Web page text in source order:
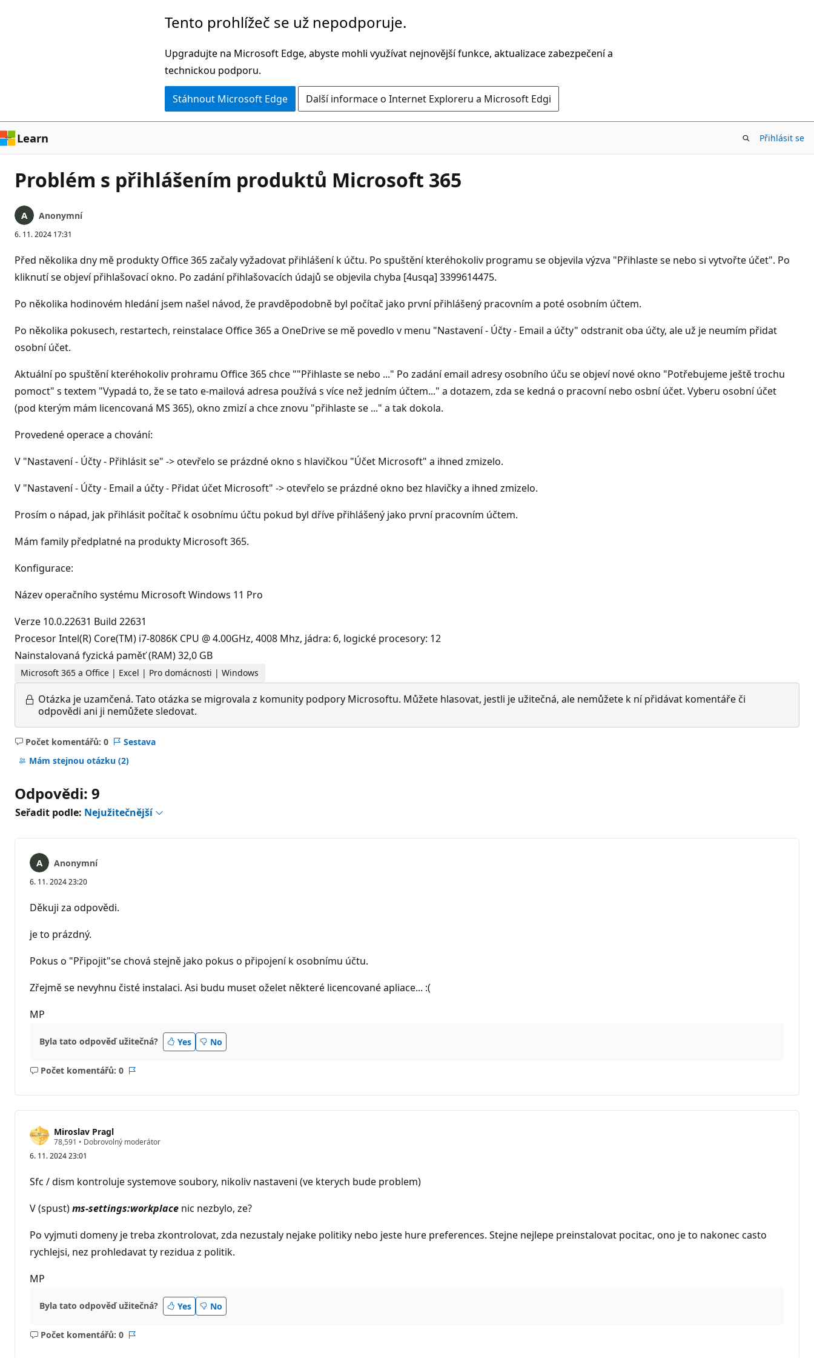
Tento prohlížeč se už nepodporuje.
Upgradujte na Microsoft Edge, abyste mohli využívat nejnovější funkce, aktualizace zabezpečení a
technickou podporu.
Stáhnout Microsoft Edge Další informace o Internet Exploreru a Microsoft Edgi
Learn Přihlásit se
Problém s přihlášením produktů Microsoft 365
Anonymní
6. 11. 2024 17:31
Před několika dny mě produkty Office 365 začaly vyžadovat přihlášení k účtu. Po spuštění kteréhokoliv programu se objevila výzva "Přihlaste se nebo si vytvořte účet". Po
kliknutí se objeví přihlašovací okno. Po zadání přihlašovacích údajů se objevila chyba [4usqa] 3399614475.
Po několika hodinovém hledání jsem našel návod, že pravděpodobně byl počítač jako první přihlášený pracovním a poté osobním účtem.
Po několika pokusech, restartech, reinstalace Office 365 a OneDrive se mě povedlo v menu "Nastavení - Účty - Email a účty" odstranit oba účty, ale už je neumím přidat
osobní účet.
Aktuální po spuštění kteréhokoliv prohramu Office 365 chce ""Přihlaste se nebo ..." Po zadání email adresy osobního úču se objeví nové okno "Potřebujeme ještě trochu
pomoct" s textem "Vypadá to, že se tato e-mailová adresa používá s více než jedním účtem..." a dotazem, zda se kedná o pracovní nebo osbní účet. Vyberu osobní účet
(pod kterým mám licencovaná MS 365), okno zmizí a chce znovu "přihlaste se ..." a tak dokola.
Provedené operace a chování:
V "Nastavení - Účty - Přihlásit se" -> otevřelo se prázdné okno s hlavičkou "Účet Microsoft" a ihned zmizelo.
V "Nastavení - Účty - Email a účty - Přidat účet Microsoft" -> otevřelo se prázdné okno bez hlavičky a ihned zmizelo.
Prosím o nápad, jak přihlásit počítač k osobnímu účtu pokud byl dříve přihlášený jako první pracovním účtem.
Mám family předplatné na produkty Microsoft 365.
Konfigurace:
Název operačního systému Microsoft Windows 11 Pro
Verze 10.0.22631 Build 22631
Procesor Intel(R) Core(TM) i7-8086K CPU @ 4.00GHz, 4008 Mhz, jádra: 6, logické procesory: 12
Nainstalovaná fyzická paměť (RAM) 32,0 GB
Microsoft 365 a Office | Excel | Pro domácnosti | Windows
Otázka je uzamčená. Tato otázka se migrovala z komunity podpory Microsoftu. Můžete hlasovat, jestli je užitečná, ale nemůžete k ní přidávat komentáře či
odpovědi ani ji nemůžete sledovat.
Počet komentářů: 0
Žádné
komentáře
Sestava
Mám stejnou otázku (2)
Odpovědi: 9
Seřadit podle: Nejužitečnější
Anonymní
6. 11. 2024 23:20
Děkuji za odpovědi.
je to prázdný.
Pokus o "Připojit"se chová stejně jako pokus o připojení k osobnímu účtu.
Zřejmě se nevyhnu čisté instalaci. Asi budu muset oželet některé licencované apliace... :(
MP
Byla tato odpověď užitečná? Yes No
Počet komentářů: 0
Žádné
Miroslav Pragl
78,591 R
p
t
a
n
í
o
d
y
• Dobrovolný moderátor
6. 11. 2024 23:01
Sfc / dism kontroluje systemove soubory, nikoliv nastaveni (ve kterych bude problem)
V (spust)ms-settings:workplace nic nezbylo, ze?
Po vyjmuti domeny je treba zkontrolovat, zda nezustaly nejake politiky nebo jeste hure preferences. Stejne nejlepe preinstalovat pocitac, ono je to nakonec casto
rychlejsi, nez prohledavat ty rezidua z politik.
MP
Byla tato odpověď užitečná? Yes No
Počet komentářů: 0
Žádné